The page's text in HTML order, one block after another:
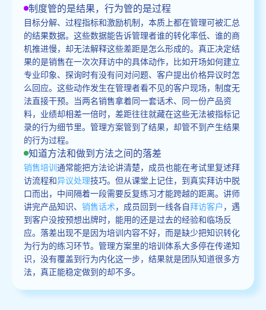
制度管的是结果，行为管的是过程
目标分解、过程指标和激励机制，本质上都在管理可被汇总
的结果数据。这些数据能告诉管理者谁的转化率低、谁的商
机推进慢，却无法解释这些差距是怎么形成的。真正决定结
果的是销售在一次次拜访中的具体动作，比如开场如何建立
专业印象、探询时有没有问对问题、客户提出价格异议时怎
么回应。这些动作发生在管理者看不见的客户现场，制度无
法直接干预。当两名销售拿着同一套话术、同一份产品资
料，业绩却相差一倍时，差距往往就藏在这些无法被指标记
录的行为细节里。管理方案管到了结果，却管不到产生结果
的行为过程。
知道方法和做到方法之间的落差
销售培训通常能把方法论讲清楚，成员也能在考试里复述拜
访流程和异议处理技巧。但从课堂上记住，到真实拜访中脱
口而出，中间隔着一段需要反复练习才能跨越的距离。讲师
讲完产品知识、 销售话术，成员回到一线各自拜访客户 ，遇
到客户没按预想出牌时，能用的还是过去的经验和临场反
应。落差出现不是因为培训内容不好，而是缺少把知识转化
为行为的练习环节。管理方案里的培训体系大多停在传递知
识，没有覆盖到行为内化这一步，结果就是团队知道很多方
法，真正能稳定做到的却不多。